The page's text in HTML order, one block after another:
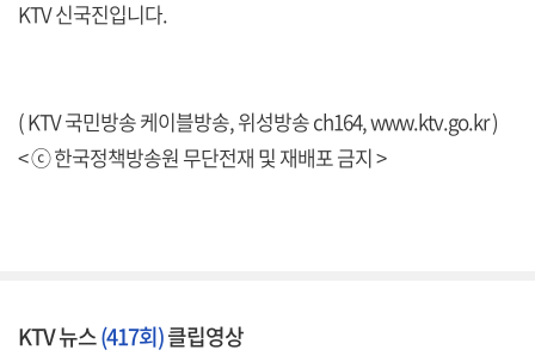
KTV 신국진입니다.
( KTV 국민방송 케이블방송, 위성방송 ch164,www.ktv.go.kr)
< ⓒ 한국정책방송원 무단전재 및 재배포 금지 >
KTV 뉴스(417회)클립영상